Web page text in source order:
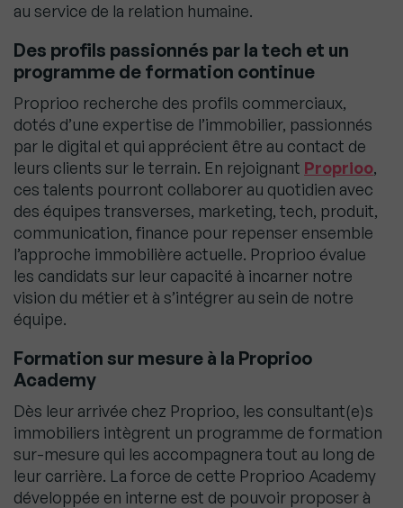
au service de la relation humaine.
Des profils passionnés par la tech et un
programme de formation continue
Proprioo recherche des profils commerciaux,
dotés d’une expertise de l’immobilier, passionnés
par le digital et qui apprécient être au contact de
leurs clients sur le terrain. En rejoignant Proprioo,
ces talents pourront collaborer au quotidien avec
des équipes transverses, marketing, tech, produit,
communication, finance pour repenser ensemble
l’approche immobilière actuelle. Proprioo évalue
les candidats sur leur capacité à incarner notre
vision du métier et à s’intégrer au sein de notre
équipe.
Formation sur mesure à la Proprioo
Academy
Dès leur arrivée chez Proprioo, les consultant(e)s
immobiliers intègrent un programme de formation
sur-mesure qui les accompagnera tout au long de
leur carrière. La force de cette Proprioo Academy
développée en interne est de pouvoir proposer à